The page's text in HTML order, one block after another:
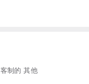
制的 其他